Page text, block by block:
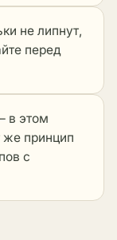
не липнут,
перед
этом
же принцип
с